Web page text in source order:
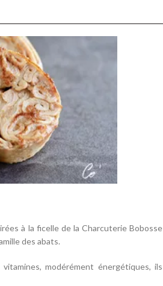
à la ficelle de la Charcuterie Bobosse
des abats.
modérément énergétiques, ils